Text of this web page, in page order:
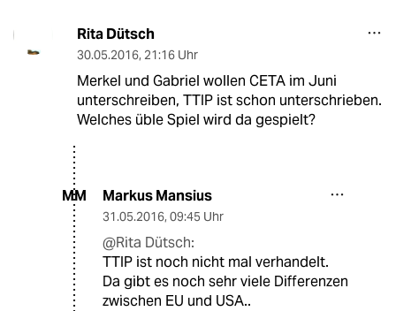
Rita Dütsch
30.05.2016, 21:16 Uhr
Merkel und Gabriel wollen CETA im Juni
unterschreiben, TTIP ist schon unterschrieben.
Welches üble Spiel wird da gespielt?
MM Markus Mansius
31.05.2016, 09:45 Uhr
@Rita Dütsch:
TTIP ist noch nicht mal verhandelt.
Da gibt es noch sehr viele Differenzen
zwischen EU und USA..